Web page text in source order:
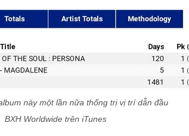
này một lần nữa thống trị vị trí dẫn đầu
BXH Worldwide trên iTunes